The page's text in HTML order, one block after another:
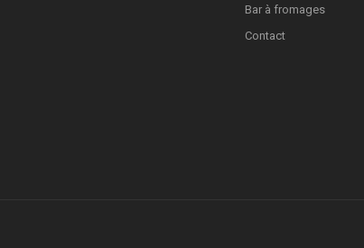
Bar à fromages
Contact